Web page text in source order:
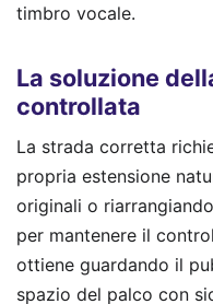
timbro vocale.
La soluzione
controllata
La strada corretta
propria estensione
originali o
per mantenere il
ottiene guardando il
spazio del palco con